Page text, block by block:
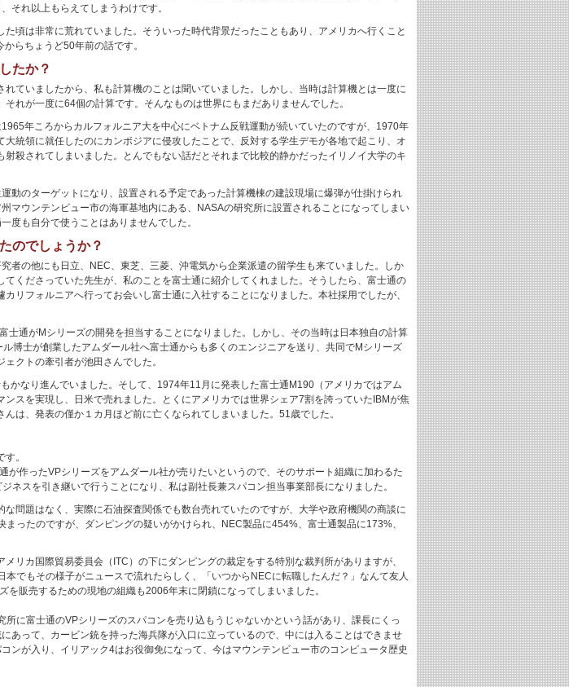
それ以上もらえてしまうわけです。
頃は非常に荒れていました。そういった時代背景だったこともあり、アメリカへ行くこと
らちょうど50年前の話です。
たか？
ていましたから、私も計算機のことは聞いていました。しかし、当時は計算機とは一度に
れが一度に64個の計算です。そんなものは世界にもまだありませんでした。
年ころからカルフォルニア大を中心にベトナム反戦運動が続いていたのですが、1970年
統領に就任したのにカンボジアに侵攻したことで、反対する学生デモが各地で起こり、オ
殺されてしまいました。とんでもない話だとそれまで比較的静かだったイリノイ大学のキ
動のターゲットになり、設置される予定であった計算機棟の建設現場に爆弾が仕掛けられ
マウンテンビュー市の海軍基地内にある、NASAの研究所に設置されることになってしまい
度も自分で使うことはありませんでした。
のでしょうか？
の他にも日立、NEC、東芝、三菱、沖電気から企業派遣の留学生も来ていました。しか
くださっていた先生が、私のことを富士通に紹介してくれました。そうしたら、富士通の
リフォルニアへ行ってお会いし富士通に入社することになりました。本社採用でしたが、
通がMシリーズの開発を担当することになりました。しかし、その当時は日本独自の計算
博士が創業したアムダール社へ富士通からも多くのエンジニアを送り、共同でMシリーズ
クトの牽引者が池田さんでした。
なり進んでいました。そして、1974年11月に発表した富士通M190（アメリカではアム
スを実現し、日米で売れました。とくにアメリカでは世界シェア7割を誇っていたIBMが焦
は、発表の僅か１カ月ほど前に亡くなられてしまいました。51歳でした。
。
作ったVPシリーズをアムダール社が売りたいというので、そのサポート組織に加わるた
スを引き継いで行うことになり、私は副社長兼スパコン担当事業部長になりました。
問題はなく、実際に石油探査関係でも数台売れていたのですが、大学や政府機関の商談に
ったのですが、ダンピングの疑いがかけられ、NEC製品に454%、富士通製品に173%、
リカ国際貿易委員会（ITC）の下にダンピングの裁定をする特別な裁判所がありますが、
でもその様子がニュースで流れたらしく、「いつからNECに転職したんだ？」なんて友人
販売するための現地の組織も2006年末に閉鎖になってしまいました。
に富士通のVPシリーズのスパコンを売り込もうじゃないかという話があり、課長にくっ
あって、カービン銃を持った海兵隊が入口に立っているので、中には入ることはできませ
ンが入り、イリアック4はお役御免になって、今はマウンテンビュー市のコンピュータ歴史